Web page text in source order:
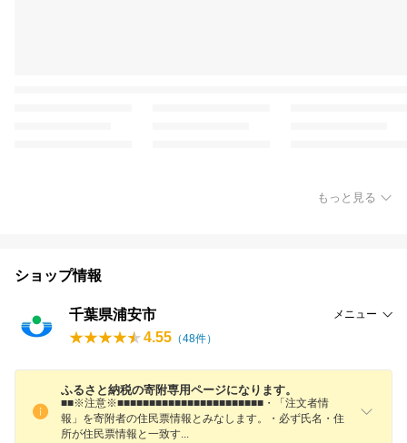
もっと見る
ショップ情報
千葉県浦安市 メニュー
4.55 （48件）
ふるさと納税の寄附専用ページになります。
■■※注意※■■■■■■■■■■■■■■■■■■■■■■■・「注文者情
報」を寄附者の住民票情報とみなします。・必ず氏名・住
所が住民票情報と一致す